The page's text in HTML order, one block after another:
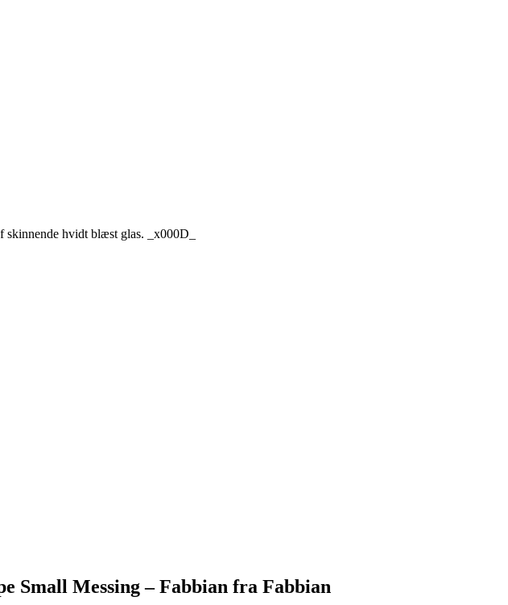
hvidt blæst glas. _x000D_
Small Messing – Fabbian fra Fabbian